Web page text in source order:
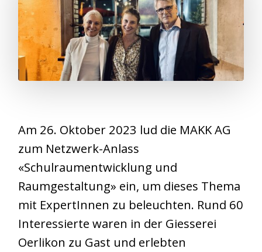
Am 26. Oktober 2023 lud die MAKK AG
zum Netzwerk-Anlass
«Schulraumentwicklung und
Raumgestaltung» ein, um dieses Thema
mit ExpertInnen zu beleuchten. Rund 60
Interessierte waren in der Giesserei
Oerlikon zu Gast und erlebten